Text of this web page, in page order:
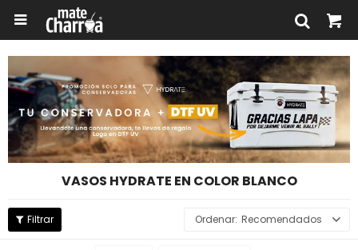

VASOS HYDRATE EN COLOR BLANCO
Recomendados